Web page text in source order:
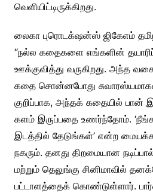
வெளியிட்டிருக்கிறது.
லைகா புரொடக்‌ஷன்ஸ் ஜிகேஎம்
“நல்ல கதைகளை எங்களின்
ஊக்குவித்து வருகிறது. அந்த
கதை சொன்னபோது
குறிப்பாக, அந்தக் கதையில் பான்
களம் இருப்பதை உணர்ந்தோம்.
இடத்தில் தேடுங்கள்’ என்ற
நகரும். தனது திறமையான
மற்றும் தெலுங்கு சினிமாவில்
பட்டாளத்தைக் கொண்டுள்ளார்.